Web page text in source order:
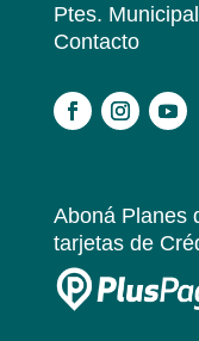
Ptes.
Contacto
Aboná Planes
tarjetas de